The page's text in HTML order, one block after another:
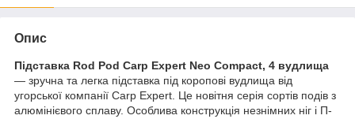
Опис
Підставка Rod Pod Carp Expert Neo Compact, 4 вудлища
— зручна та легка підставка під коропові вудлища від
угорської компанії Carp Expert. Це новітня серія сортів подів з
алюмінієвого сплаву. Особлива конструкція незнімних ніг і П-